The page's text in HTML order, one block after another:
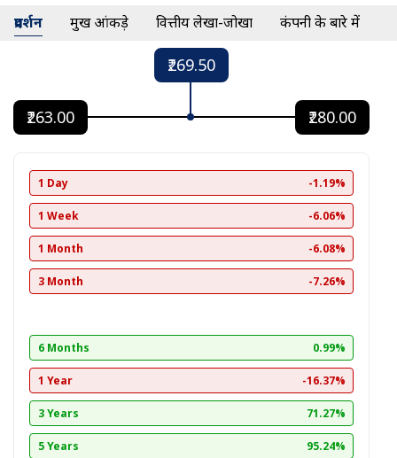
प्रदर्शन प्रमुख आंकड़े वित्तीय लेखा-जोखा कंपनी के बारे में
₹269.50
₹263.00 ₹280.00
1 Day -1.19%
1 Week -6.06%
1 Month -6.08%
3 Month -7.26%
6 Months 0.99%
1 Year -16.37%
3 Years 71.27%
5 Years 95.24%